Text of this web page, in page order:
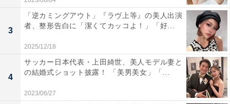
3
「逆カミングアウト」『ラヴ上等』の美人出演
者、整形告白に「潔くてカッコよ！」「好...
2025/12/18
4
サッカー日本代表・上田綺世、美人モデル妻と
の結婚式ショット披露！ 「美男美女」「...
2023/06/27